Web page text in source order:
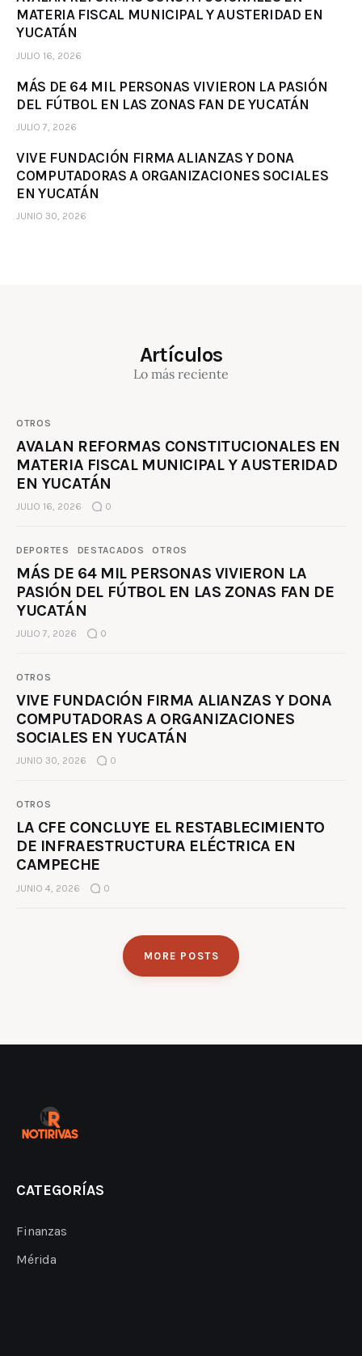
MATERIA FISCAL MUNICIPAL Y AUSTERIDAD EN
YUCATÁN
JULIO 16, 2026
MÁS DE 64 MIL PERSONAS VIVIERON LA PASIÓN
DEL FÚTBOL EN LAS ZONAS FAN DE YUCATÁN
JULIO 7, 2026
VIVE FUNDACIÓN FIRMA ALIANZAS Y DONA
COMPUTADORAS A ORGANIZACIONES SOCIALES
EN YUCATÁN
JUNIO 30, 2026
Artículos
Lo más reciente
OTROS
AVALAN REFORMAS CONSTITUCIONALES EN
MATERIA FISCAL MUNICIPAL Y AUSTERIDAD
EN YUCATÁN
JULIO 16, 2026 0
DEPORTES DESTACADOS OTROS
MÁS DE 64 MIL PERSONAS VIVIERON LA
PASIÓN DEL FÚTBOL EN LAS ZONAS FAN DE
YUCATÁN
JULIO 7, 2026 0
OTROS
VIVE FUNDACIÓN FIRMA ALIANZAS Y DONA
COMPUTADORAS A ORGANIZACIONES
SOCIALES EN YUCATÁN
JUNIO 30, 2026 0
OTROS
LA CFE CONCLUYE EL RESTABLECIMIENTO
DE INFRAESTRUCTURA ELÉCTRICA EN
CAMPECHE
JUNIO 4, 2026 0
MORE POSTS
CATEGORÍAS
Finanzas
Mérida